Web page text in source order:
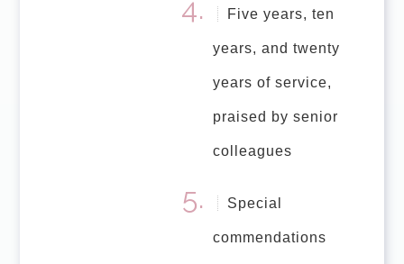
Five years, ten
years, and twenty
years of service,
praised by senior
colleagues
Special
commendations